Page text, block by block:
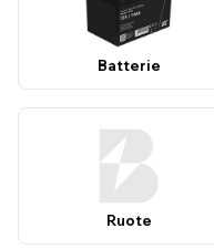
Batterie
Ruote